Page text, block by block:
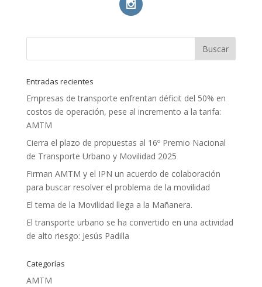
Entradas recientes
Empresas de transporte enfrentan déficit del 50% en
costos de operación, pese al incremento a la tarifa:
AMTM
Cierra el plazo de propuestas al 16º Premio Nacional
de Transporte Urbano y Movilidad 2025
Firman AMTM y el IPN un acuerdo de colaboración
para buscar resolver el problema de la movilidad
El tema de la Movilidad llega a la Mañanera.
El transporte urbano se ha convertido en una actividad
de alto riesgo: Jesús Padilla
Categorías
AMTM